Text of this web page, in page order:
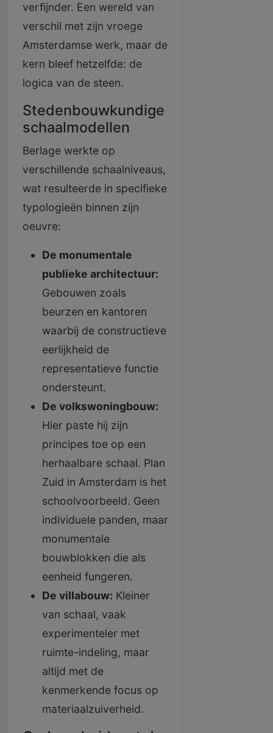
verfijnder. Een wereld van
verschil met zijn vroege
Amsterdamse werk, maar de
kern bleef hetzelfde: de
logica van de steen.
Stedenbouwkundige
schaalmodellen
Berlage werkte op
verschillende schaalniveaus,
wat resulteerde in specifieke
typologieën binnen zijn
oeuvre:
De monumentale
publieke architectuur:
Gebouwen zoals
beurzen en kantoren
waarbij de constructieve
eerlijkheid de
representatieve functie
ondersteunt.
De volkswoningbouw:
Hier paste hij zijn
principes toe op een
herhaalbare schaal. Plan
Zuid in Amsterdam is het
schoolvoorbeeld. Geen
individuele panden, maar
monumentale
bouwblokken die als
eenheid fungeren.
De villabouw: Kleiner
van schaal, vaak
experimenteler met
ruimte-indeling, maar
altijd met de
kenmerkende focus op
materiaalzuiverheid.